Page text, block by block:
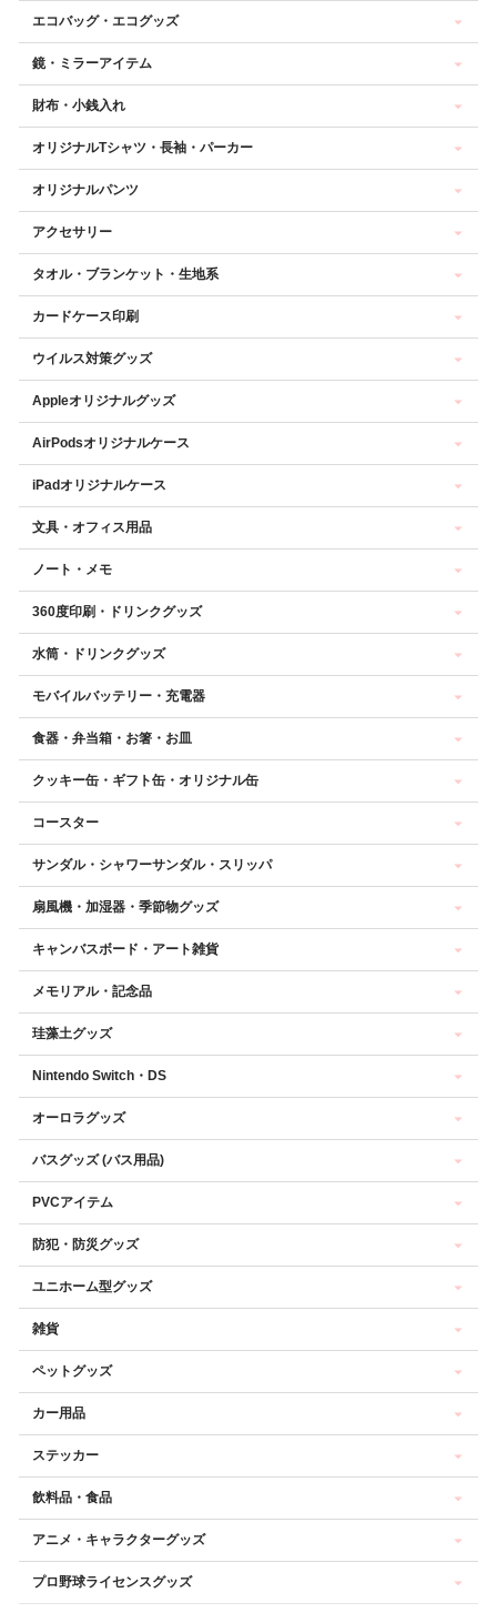
エコバッグ・エコグッズ
鏡・ミラーアイテム
財布・小銭入れ
オリジナルTシャツ・長袖・パーカー
オリジナルパンツ
アクセサリー
タオル・ブランケット・生地系
カードケース印刷
ウイルス対策グッズ
Appleオリジナルグッズ
AirPodsオリジナルケース
iPadオリジナルケース
文具・オフィス用品
ノート・メモ
360度印刷・ドリンクグッズ
水筒・ドリンクグッズ
モバイルバッテリー・充電器
食器・弁当箱・お箸・お皿
クッキー缶・ギフト缶・オリジナル缶
コースター
サンダル・シャワーサンダル・スリッパ
扇風機・加湿器・季節物グッズ
キャンバスボード・アート雑貨
メモリアル・記念品
珪藻土グッズ
Nintendo Switch・DS
オーロラグッズ
バスグッズ (バス用品)
PVCアイテム
防犯・防災グッズ
ユニホーム型グッズ
雑貨
ペットグッズ
カー用品
ステッカー
飲料品・食品
アニメ・キャラクターグッズ
プロ野球ライセンスグッズ